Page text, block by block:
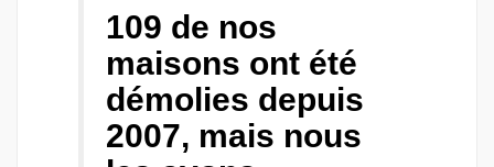
109 de nos
maisons ont été
démolies depuis
2007, mais nous